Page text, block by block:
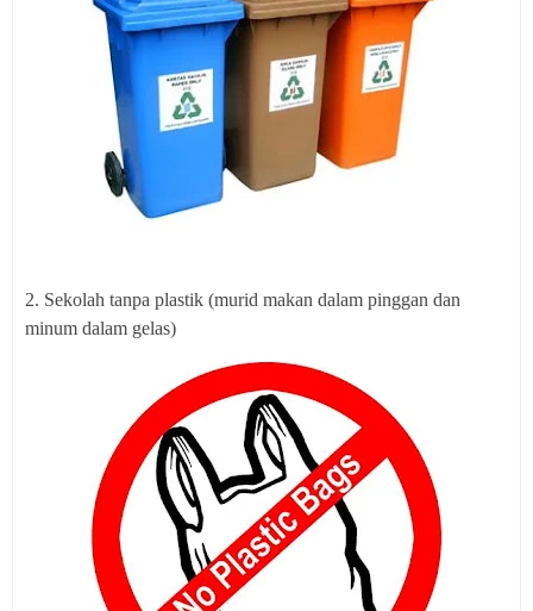
2. Sekolah tanpa plastik (murid makan dalam pinggan dan
minum dalam gelas)